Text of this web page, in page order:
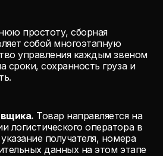
простоту, сборная
собой многоэтапную
управления каждым звеном
сроки, сохранность груза и
Товар направляется на
логистического оператора в
получателя, номера
данных на этом этапе